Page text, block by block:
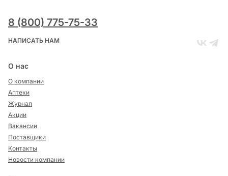
8 (800) 775-75-33
НАПИСАТЬ НАМ
О нас
О компании
Аптеки
Журнал
Акции
Вакансии
Поставщики
Контакты
Новости компании